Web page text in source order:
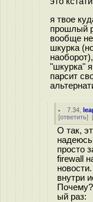
я твое
прошлый
вообще
шкурка
"шкурка"
парсит
7.34 ,
[ответить] [
О так,
просто
firewall
внутри
ый раз: